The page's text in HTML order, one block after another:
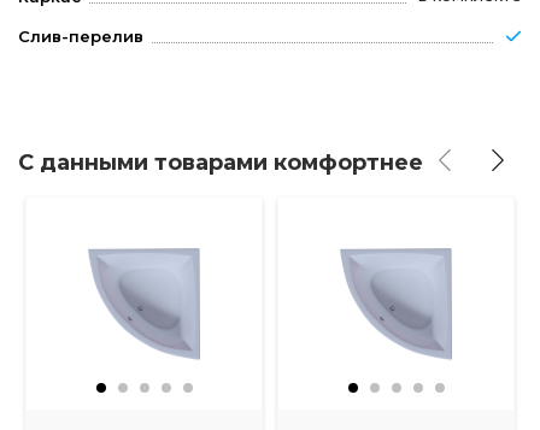
Слив-перелив
С данными товарами комфортнее